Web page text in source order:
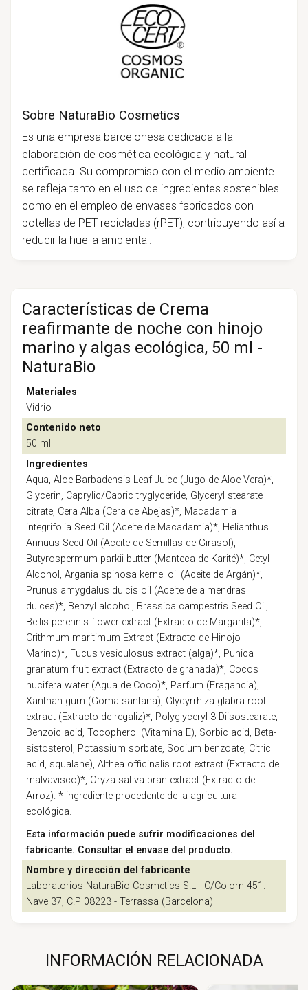
Sobre NaturaBio Cosmetics
Es una empresa barcelonesa dedicada a la
elaboración de cosmética ecológica y natural
certificada. Su compromiso con el medio ambiente
se refleja tanto en el uso de ingredientes sostenibles
como en el empleo de envases fabricados con
botellas de PET recicladas (rPET), contribuyendo así a
reducir la huella ambiental.
Características de Crema
reafirmante de noche con hinojo
marino y algas ecológica, 50 ml -
NaturaBio
Materiales
Vidrio
Contenido neto
50 ml
Ingredientes
Aqua, Aloe Barbadensis Leaf Juice (Jugo de Aloe Vera)*,
Glycerin, Caprylic/Capric tryglyceride, Glyceryl stearate
citrate, Cera Alba (Cera de Abejas)*, Macadamia
integrifolia Seed Oil (Aceite de Macadamia)*, Helianthus
Annuus Seed Oil (Aceite de Semillas de Girasol),
Butyrospermum parkii butter (Manteca de Karité)*, Cetyl
Alcohol, Argania spinosa kernel oil (Aceite de Argán)*,
Prunus amygdalus dulcis oil (Aceite de almendras
dulces)*, Benzyl alcohol, Brassica campestris Seed Oil,
Bellis perennis flower extract (Extracto de Margarita)*,
Crithmum maritimum Extract (Extracto de Hinojo
Marino)*, Fucus vesiculosus extract (alga)*, Punica
granatum fruit extract (Extracto de granada)*, Cocos
nucifera water (Agua de Coco)*, Parfum (Fragancia),
Xanthan gum (Goma santana), Glycyrrhiza glabra root
extract (Extracto de regaliz)*, Polyglyceryl-3 Diisostearate,
Benzoic acid, Tocopherol (Vitamina E), Sorbic acid, Beta-
sistosterol, Potassium sorbate, Sodium benzoate, Citric
acid, squalane), Althea officinalis root extract (Extracto de
malvavisco)*, Oryza sativa bran extract (Extracto de
Arroz). * ingrediente procedente de la agricultura
ecológica.
Esta información puede sufrir modificaciones del
fabricante. Consultar el envase del producto.
Nombre y dirección del fabricante
Laboratorios NaturaBio Cosmetics S.L - C/Colom 451.
Nave 37, C.P 08223 - Terrassa (Barcelona)
INFORMACIÓN RELACIONADA